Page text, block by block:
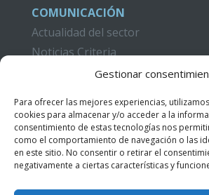
Gestionar
Para ofrecer las mejores experiencias,
cookies para almacenar y/o acceder a la
consentimiento de estas tecnologías nos
como el comportamiento de navegación o las
en este sitio. No consentir o retirar el
negativamente a ciertas características y
COMUNICACIÓN
Actualidad del sector
Noticias Criteria
CAMPUS CRITERIA
Formación
Publicaciones
Acceso Videotutoriales
CONTACTO